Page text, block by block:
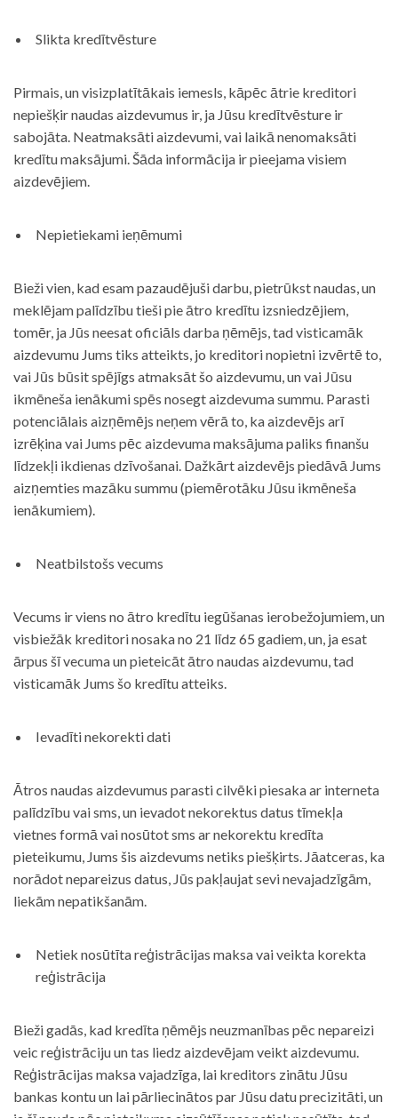
Slikta kredītvēsture
Pirmais, un visizplatītākais iemesls, kāpēc ātrie kreditori
nepiešķir naudas aizdevumus ir, ja Jūsu kredītvēsture ir
sabojāta. Neatmaksāti aizdevumi, vai laikā nenomaksāti
kredītu maksājumi. Šāda informācija ir pieejama visiem
aizdevējiem.
Nepietiekami ieņēmumi
Bieži vien, kad esam pazaudējuši darbu, pietrūkst naudas, un
meklējam palīdzību tieši pie ātro kredītu izsniedzējiem,
tomēr, ja Jūs neesat oficiāls darba ņēmējs, tad visticamāk
aizdevumu Jums tiks atteikts, jo kreditori nopietni izvērtē to,
vai Jūs būsit spējīgs atmaksāt šo aizdevumu, un vai Jūsu
ikmēneša ienākumi spēs nosegt aizdevuma summu. Parasti
potenciālais aizņēmējs neņem vērā to, ka aizdevējs arī
izrēķina vai Jums pēc aizdevuma maksājuma paliks finanšu
līdzekļi ikdienas dzīvošanai. Dažkārt aizdevējs piedāvā Jums
aizņemties mazāku summu (piemērotāku Jūsu ikmēneša
ienākumiem).
Neatbilstošs vecums
Vecums ir viens no ātro kredītu iegūšanas ierobežojumiem, un
visbiežāk kreditori nosaka no 21 līdz 65 gadiem, un, ja esat
ārpus šī vecuma un pieteicāt ātro naudas aizdevumu, tad
visticamāk Jums šo kredītu atteiks.
Ievadīti nekorekti dati
Ātros naudas aizdevumus parasti cilvēki piesaka ar interneta
palīdzību vai sms, un ievadot nekorektus datus tīmekļa
vietnes formā vai nosūtot sms ar nekorektu kredīta
pieteikumu, Jums šis aizdevums netiks piešķirts. Jāatceras, ka
norādot nepareizus datus, Jūs pakļaujat sevi nevajadzīgām,
liekām nepatikšanām.
Netiek nosūtīta reģistrācijas maksa vai veikta korekta
reģistrācija
Bieži gadās, kad kredīta ņēmējs neuzmanības pēc nepareizi
veic reģistrāciju un tas liedz aizdevējam veikt aizdevumu.
Reģistrācijas maksa vajadzīga, lai kreditors zinātu Jūsu
bankas kontu un lai pārliecinātos par Jūsu datu precizitāti, un